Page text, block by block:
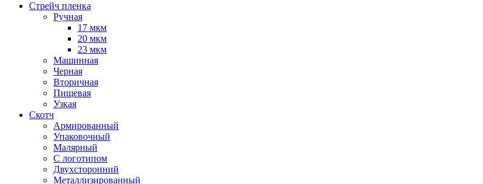
Стрейч пленка
Ручная
17 мкм
20 мкм
23 мкм
Машинная
Черная
Вторичная
Пищевая
Узкая
Скотч
Армированный
Упаковочный
Малярный
С логотипом
Двухсторонний
Металлизированный